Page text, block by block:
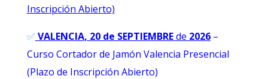
Inscripción Abierto)
✅ VALENCIA, 20 de SEPTIEMBREde 2026–
Curso Cortador de Jamón Valencia Presencial
(Plazo de Inscripción Abierto)